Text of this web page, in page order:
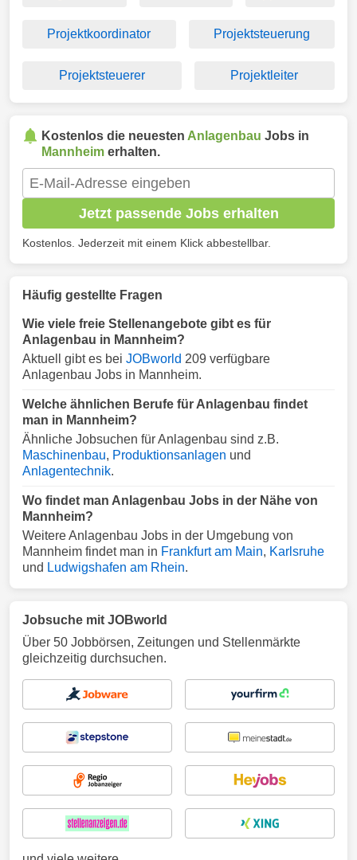
Projektkoordinator Projektsteuerung
Projektsteuerer Projektleiter
Kostenlos die neuesten Anlagenbau Jobs in
Mannheim erhalten.
Jetzt passende Jobs erhalten
Kostenlos. Jederzeit mit einem Klick abbestellbar.
Häufig gestellte Fragen
Wie viele freie Stellenangebote gibt es für
Anlagenbau in Mannheim?
Aktuell gibt es bei JOBworld 209 verfügbare
Anlagenbau Jobs in Mannheim.
Welche ähnlichen Berufe für Anlagenbau findet
man in Mannheim?
Ähnliche Jobsuchen für Anlagenbau sind z.B.
Maschinenbau, Produktionsanlagen und
Anlagentechnik.
Wo findet man Anlagenbau Jobs in der Nähe von
Mannheim?
Weitere Anlagenbau Jobs in der Umgebung von
Mannheim findet man in Frankfurt am Main, Karlsruhe
und Ludwigshafen am Rhein.
Jobsuche mit JOBworld
Über 50 Jobbörsen, Zeitungen und Stellenmärkte
gleichzeitig durchsuchen.